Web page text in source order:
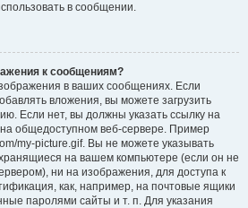
в сообщении.
к сообщениям?
в ваших сообщениях. Если
вложения, вы можете загрузить
Если нет, вы должны указать ссылку на
общедоступном веб-сервере. Пример
my-picture.gif. Вы не можете указывать
на вашем компьютере (если он не
ни на изображения, для доступа к
как, например, на почтовые ящики
паролями сайты и т. п. Для указания